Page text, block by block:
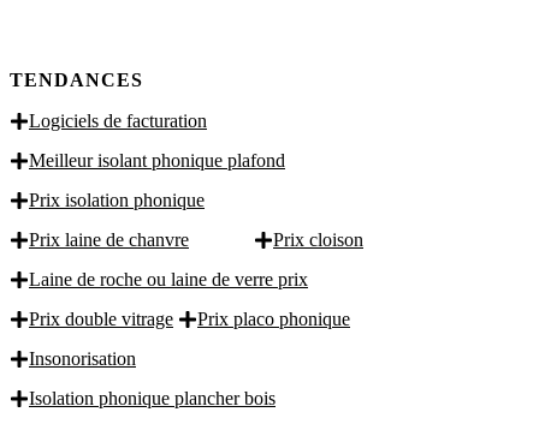
TENDANCES
Logiciels de facturation
Meilleur isolant phonique plafond
Prix isolation phonique
Prix laine de chanvre
Prix cloison
Laine de roche ou laine de verre prix
Prix double vitrage
Prix placo phonique
Insonorisation
Isolation phonique plancher bois